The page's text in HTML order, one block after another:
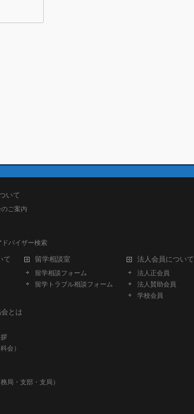
いて
ご案内
ドバイザー検索
て 留学相談室
留学相談フォーム
留学トラブル相談フォーム
法人会員について
法人正会員
法人賛助会員
学校会員
とは
会）
局・支部・支局）